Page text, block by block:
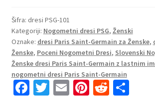
Saint-
Germain
PSG
Tretji
2024-
25
z
Šifra: dresi PSG-101
Kategoriji: Nogometni dresi PSG, Ženski
Oznake: dresi Paris Saint-Germain za Ženske,
Ženske, Poceni Nogometni Dresi, Slovenski
Ženske dresi Paris Saint-Germain z lastnim
nogometni dresi Paris Saint-Germain
Fa T E Pi R S